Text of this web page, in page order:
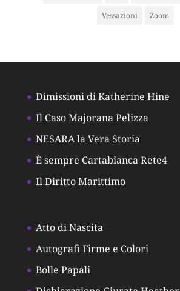
Vessazioni Zoom
Dimissioni di Katherine Hine
Il Caso Majorana Pelizza
NESARA la Vera Storia
È sempre Cartabianca Rete4
Il Diritto Marittimo
Atto di Nascita
Autografi Firme e Colori
Bolle Papali